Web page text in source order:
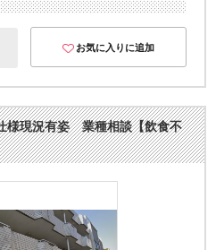
お気に入りに追加
様現況有姿 業種相談【飲食不